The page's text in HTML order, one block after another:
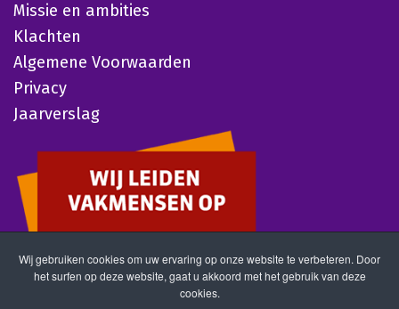
Missie en ambities
Klachten
Algemene Voorwaarden
Privacy
Jaarverslag
Wij gebruiken cookies om uw ervaring op onze website te verbeteren. Door
het surfen op deze website, gaat u akkoord met het gebruik van deze
cookies.